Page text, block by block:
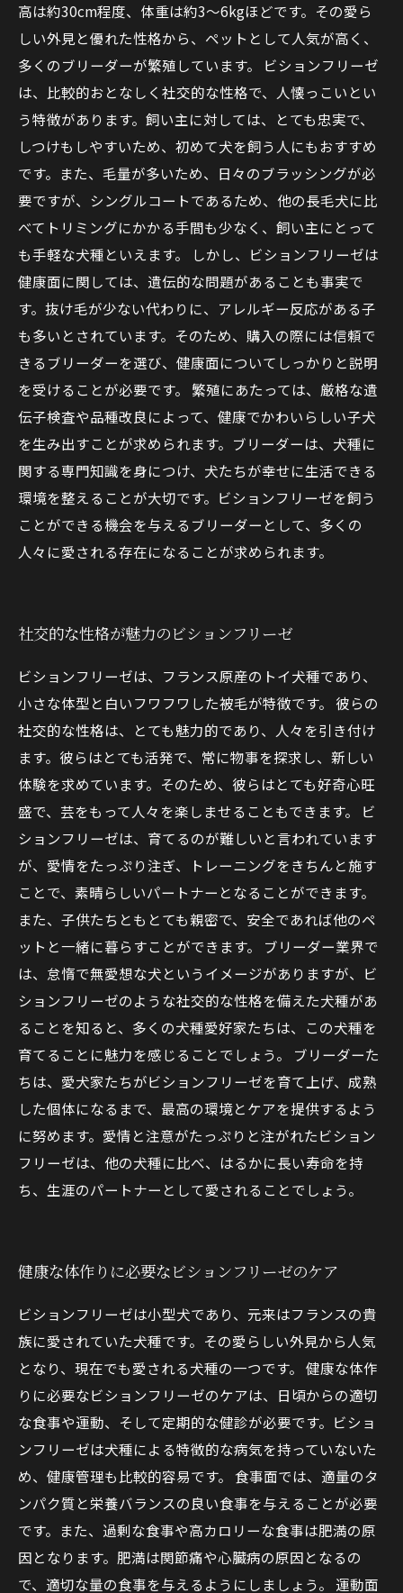
高は約30cm程度、体重は約3～6kgほどです。その愛ら
しい外見と優れた性格から、ペットとして人気が高く、
多くのブリーダーが繁殖しています。 ビションフリーゼ
は、比較的おとなしく社交的な性格で、人懐っこいとい
う特徴があります。飼い主に対しては、とても忠実で、
しつけもしやすいため、初めて犬を飼う人にもおすすめ
です。また、毛量が多いため、日々のブラッシングが必
要ですが、シングルコートであるため、他の長毛犬に比
べてトリミングにかかる手間も少なく、飼い主にとって
も手軽な犬種といえます。 しかし、ビションフリーゼは
健康面に関しては、遺伝的な問題があることも事実で
す。抜け毛が少ない代わりに、アレルギー反応がある子
も多いとされています。そのため、購入の際には信頼で
きるブリーダーを選び、健康面についてしっかりと説明
を受けることが必要です。 繁殖にあたっては、厳格な遺
伝子検査や品種改良によって、健康でかわいらしい子犬
を生み出すことが求められます。ブリーダーは、犬種に
関する専門知識を身につけ、犬たちが幸せに生活できる
環境を整えることが大切です。ビションフリーゼを飼う
ことができる機会を与えるブリーダーとして、多くの
人々に愛される存在になることが求められます。
社交的な性格が魅力のビションフリーゼ
ビションフリーゼは、フランス原産のトイ犬種であり、
小さな体型と白いフワフワした被毛が特徴です。 彼らの
社交的な性格は、とても魅力的であり、人々を引き付け
ます。彼らはとても活発で、常に物事を探求し、新しい
体験を求めています。そのため、彼らはとても好奇心旺
盛で、芸をもって人々を楽しませることもできます。 ビ
ションフリーゼは、育てるのが難しいと言われています
が、愛情をたっぷり注ぎ、トレーニングをきちんと施す
ことで、素晴らしいパートナーとなることができます。
また、子供たちともとても親密で、安全であれば他のペ
ットと一緒に暮らすことができます。 ブリーダー業界で
は、怠惰で無愛想な犬というイメージがありますが、ビ
ションフリーゼのような社交的な性格を備えた犬種があ
ることを知ると、多くの犬種愛好家たちは、この犬種を
育てることに魅力を感じることでしょう。 ブリーダーた
ちは、愛犬家たちがビションフリーゼを育て上げ、成熟
した個体になるまで、最高の環境とケアを提供するよう
に努めます。愛情と注意がたっぷりと注がれたビション
フリーゼは、他の犬種に比べ、はるかに長い寿命を持
ち、生涯のパートナーとして愛されることでしょう。
健康な体作りに必要なビションフリーゼのケア
ビションフリーゼは小型犬であり、元来はフランスの貴
族に愛されていた犬種です。その愛らしい外見から人気
となり、現在でも愛される犬種の一つです。 健康な体作
りに必要なビションフリーゼのケアは、日頃からの適切
な食事や運動、そして定期的な健診が必要です。ビショ
ンフリーゼは犬種による特徴的な病気を持っていないた
め、健康管理も比較的容易です。 食事面では、適量のタ
ンパク質と栄養バランスの良い食事を与えることが必要
です。また、過剰な食事や高カロリーな食事は肥満の原
因となります。肥満は関節痛や心臓病の原因となるの
で、適切な量の食事を与えるようにしましょう。 運動面